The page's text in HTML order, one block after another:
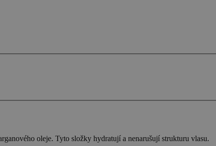
oleje. Tyto složky hydratují a nenarušují strukturu vlasu.